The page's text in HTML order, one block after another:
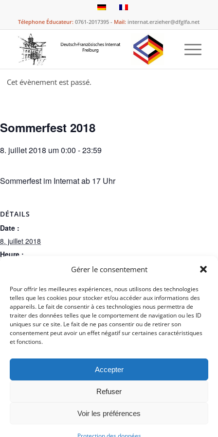
Gérer le consentement
Pour offrir les meilleures expériences, nous utilisons des technologies
telles que les cookies pour stocker et/ou accéder aux informations des
appareils. Le fait de consentir à ces technologies nous permettra de
traiter des données telles que le comportement de navigation ou les ID
uniques sur ce site. Le fait de ne pas consentir ou de retirer son
consentement peut avoir un effet négatif sur certaines caractéristiques
et fonctions.
Accepter
Refuser
Voir les préférences
Télephone Éducateur: 0761-2017395 - Mail: internat.erzieher@dfglfa.net
Cet évènement est passé.
Sommerfest 2018
8. juillet 2018 um 0:00 -23:59
Sommerfest im Internat ab 17 Uhr
DÉTAILS
Date :
8. juillet 2018
Heure :
Feier,Termine
Ajouter au calendrier
Naviguer dans les évènements
© Copyright 2017 - Deutsch Französischer Internat Freiburg -